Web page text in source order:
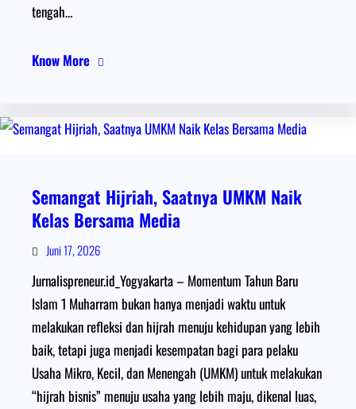
tengah…
Know More
Semangat Hijriah, Saatnya UMKM Naik
Kelas Bersama Media
Juni 17, 2026
Jurnalispreneur.id_Yogyakarta – Momentum Tahun Baru
Islam 1 Muharram bukan hanya menjadi waktu untuk
melakukan refleksi dan hijrah menuju kehidupan yang lebih
baik, tetapi juga menjadi kesempatan bagi para pelaku
Usaha Mikro, Kecil, dan Menengah (UMKM) untuk melakukan
“hijrah bisnis” menuju usaha yang lebih maju, dikenal luas,